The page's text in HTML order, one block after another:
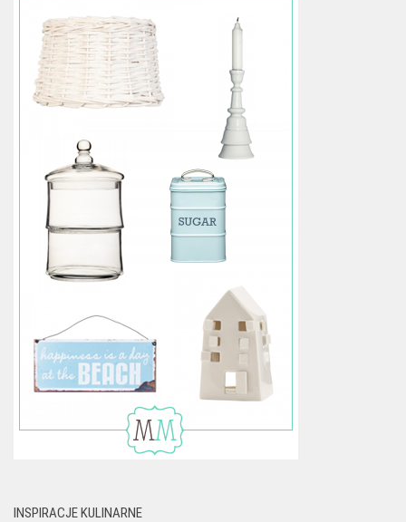
INSPIRACJE KULINARNE